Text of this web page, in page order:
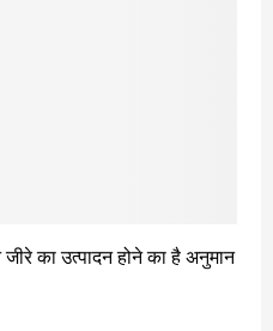
का उत्पादन होने का है अनुमान